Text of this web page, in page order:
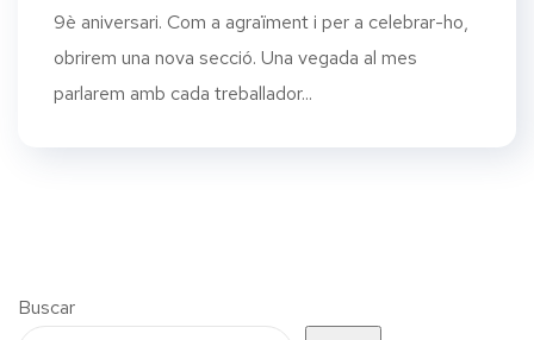
9è aniversari. Com a agraïment i per a celebrar-ho,
obrirem una nova secció. Una vegada al mes
parlarem amb cada treballador...
Buscar